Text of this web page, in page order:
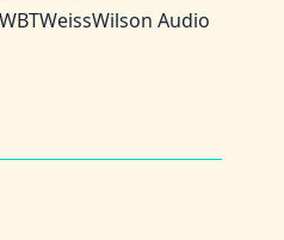
WBTWeissWilson Audio